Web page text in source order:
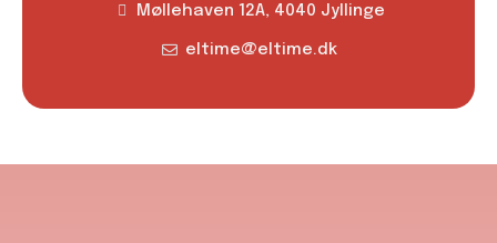
Møllehaven 12A, 4040 Jyllinge
eltime@eltime.dk